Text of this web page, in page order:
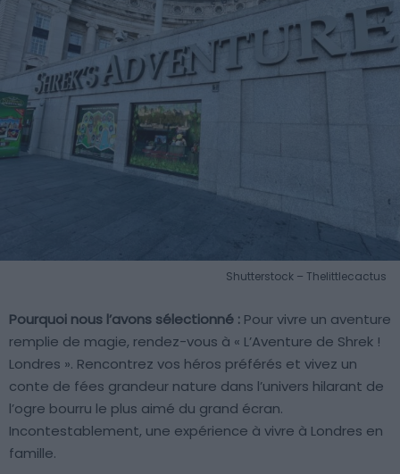
Shutterstock – Thelittlecactus
Pourquoi nous l’avons sélectionné : Pour vivre un aventure
remplie de magie, rendez-vous à « L’Aventure de Shrek !
Londres ». Rencontrez vos héros préférés et vivez un
conte de fées grandeur nature dans l’univers hilarant de
l’ogre bourru le plus aimé du grand écran.
Incontestablement, une expérience à vivre à Londres en
famille.